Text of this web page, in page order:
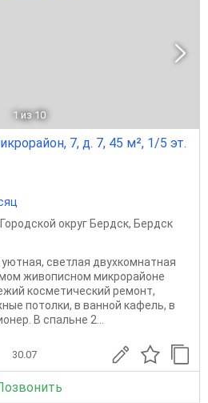
1 из 10
7, д. 7, 45 м², 1/5 эт.
Городской округ Бердск, Бердск
светлая двухкомнатная
живописном микрорайоне
косметический ремонт,
потолки, в ванной кафель, в
В спальне 2...
30.07